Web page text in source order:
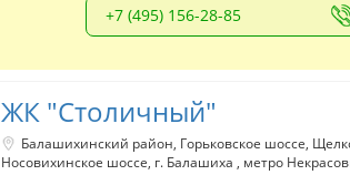
+7 (495) 156-28-85
ЖК "Столичный"
Балашихинский район Горьковское шоссе
Носовихинское шоссе г. Балашиха метро